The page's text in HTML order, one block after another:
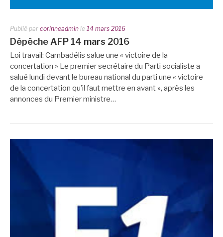
Publié par corinneadmin le 14 mars 2016
Dépêche AFP 14 mars 2016
Loi travail: Cambadélis salue une « victoire de la
concertation » Le premier secrétaire du Parti socialiste a
salué lundi devant le bureau national du parti une « victoire
de la concertation qu’il faut mettre en avant », après les
annonces du Premier ministre…